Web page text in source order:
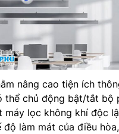
nâng cao tiện ích
thể chủ động bật/tắt bộ
máy lọc không khí độc
độ làm mát của điều